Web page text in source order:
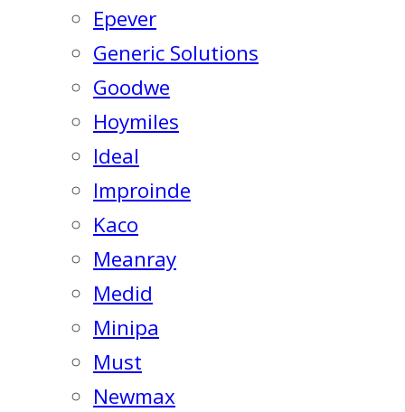
Epever
Generic Solutions
Goodwe
Hoymiles
Ideal
Improinde
Kaco
Meanray
Medid
Minipa
Must
Newmax